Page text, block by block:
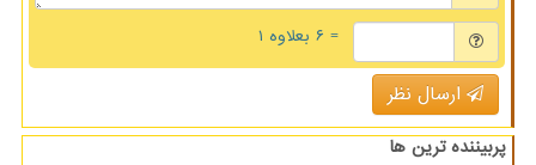
= ۶ بعلاوه ۱
ارسال نظر
پربیننده ترین ها